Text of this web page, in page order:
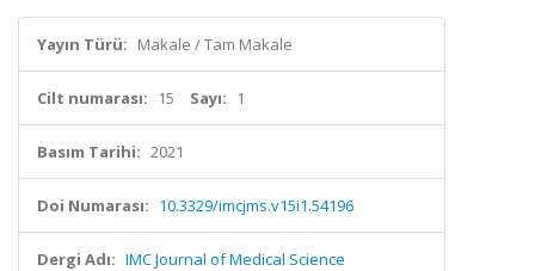
Yayın Türü: Makale / Tam Makale
Cilt numarası: 15 Sayı: 1
Basım Tarihi: 2021
Doi Numarası: 10.3329/imcjms.v15i1.54196
Dergi Adı: IMC Journal of Medical Science